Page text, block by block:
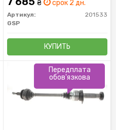
₴ срок 2 дн.
Артикул:
201533
GSP
КУПИТЬ
Передплата
обов'язкова